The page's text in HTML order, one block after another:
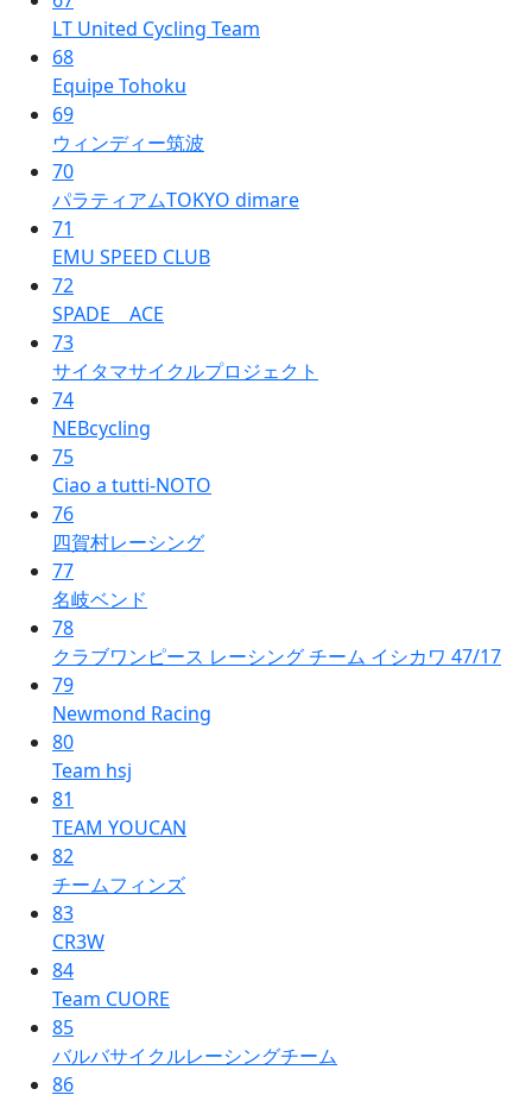
LT United Cycling Team
68
Equipe Tohoku
69
ウィンディー筑波
70
パラティアムTOKYO dimare
71
EMU SPEED CLUB
72
SPADE ACE
73
サイタマサイクルプロジェクト
74
NEBcycling
75
Ciao a tutti-NOTO
76
四賀村レーシング
77
名岐ベンド
78
クラブワンピース レーシング チーム イシカワ 47/17
79
Newmond Racing
80
Team hsj
81
TEAM YOUCAN
82
チームフィンズ
83
CR3W
84
Team CUORE
85
バルバサイクルレーシングチーム
86